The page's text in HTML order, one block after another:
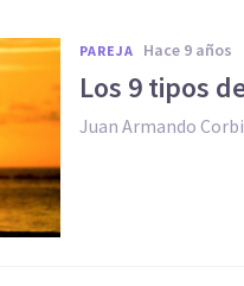
PAREJA hace 9 años
Los 9 tipos
Juan Armando